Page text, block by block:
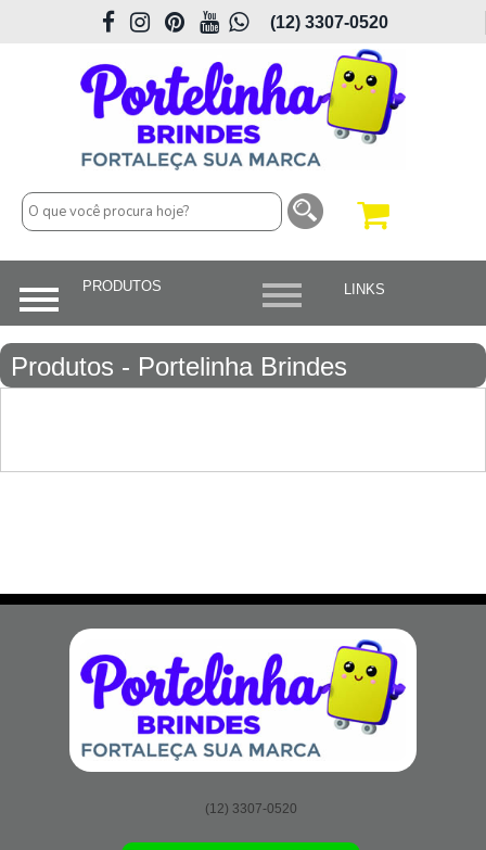
(12) 3307-0520
Produtos - Portelinha Brindes
(12) 3307-0520